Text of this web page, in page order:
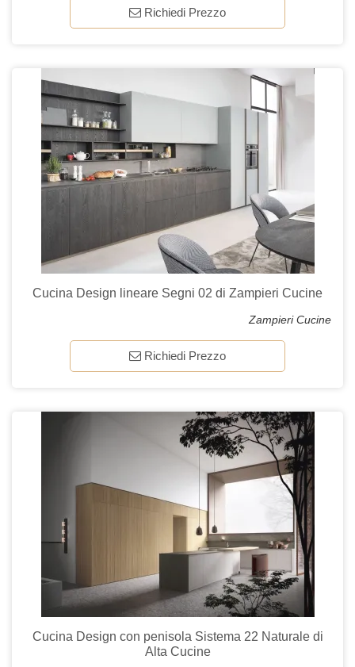
Richiedi Prezzo
Cucina Design lineare Segni 02 di Zampieri Cucine
Zampieri Cucine
Richiedi Prezzo
Cucina Design con penisola Sistema 22 Naturale di
Alta Cucine